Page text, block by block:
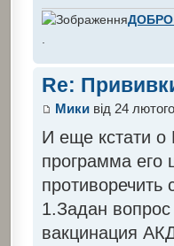
Re:
Микивід 24
И еще кстати о
программа его
противоречить
1.Задан
вакцинация